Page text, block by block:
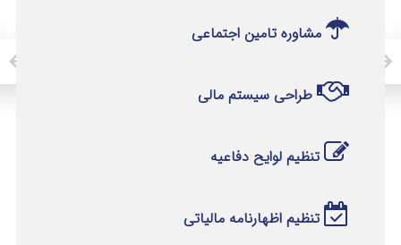
مشاوره تامین اجتماعی
طراحی سیستم مالی
تنظیم لوایح دفاعیه
تنظیم اظهارنامه مالیاتی